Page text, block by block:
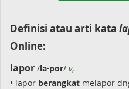
Definisi atau arti kata
Online:
lapor /la·por/ v,
• lapor berangkat melapor